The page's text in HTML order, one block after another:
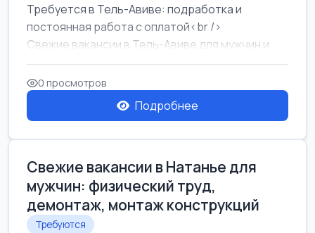
Требуется в Тель-Авиве: подработка и
постоянная работа с оплатой<br />
Свежие вакансии в Тель-Авиве для мужчин и
женщин от хозя...
0 просмотров
Подробнее
Свежие вакансии в Натанье для
мужчин: физический труд,
демонтаж, монтаж конструкций
Требуются